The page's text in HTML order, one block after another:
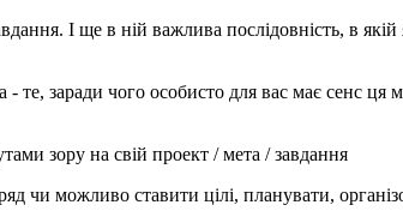
І ще в ній важлива послідовність, в якій
заради чого особисто для вас має сенс ця
зору на свій проект / мета / завдання
чи можливо ставити цілі, планувати,